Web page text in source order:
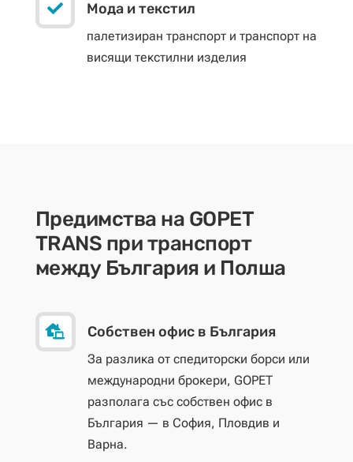
 Мода и текстил
палетизиран транспорт и транспорт на
висящи текстилни изделия
Предимства на GOPET
TRANS при транспорт
между България и Полша
 Собствен офис в България
За разлика от спедиторски борси или
международни брокери, GOPET
разполага със собствен офис в
България — в София, Пловдив и
Варна.